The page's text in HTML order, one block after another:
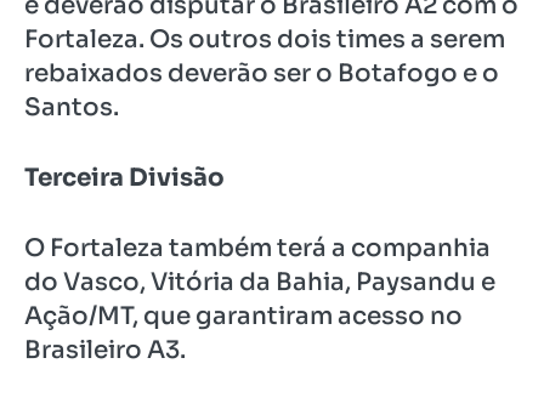
Fortaleza. Os outros dois times a serem
rebaixados deverão ser o Botafogo e o
Santos.
Terceira Divisão
O Fortaleza também terá a companhia
do Vasco, Vitória da Bahia, Paysandu e
Ação/MT, que garantiram acesso no
Brasileiro A3.